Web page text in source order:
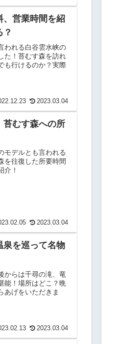
、営業時間を紹
われる白谷雲水峡の
た！苔むす森を訪れ
も行けるのか？実際
2023.03.04
苔むす森への所
モデルとも言われる
を往復した所要時間
介！
2023.03.04
を巡って名物
からは千尋の滝、竜
能！場所はどこ？晩
あげをいただきま
2023.03.04